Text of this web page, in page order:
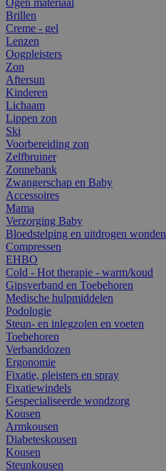
Brillen
Creme - gel
Lenzen
Oogpleisters
Zon
Aftersun
Kinderen
Lichaam
Lippen zon
Ski
Voorbereiding zon
Zelfbruiner
Zonnebank
Zwangerschap en Baby
Accessoires
Mama
Verzorging Baby
Bloedstelping en uitdrogen wonden
Compressen
EHBO
Cold - Hot therapie - warm/koud
Gipsverband en Toebehoren
Medische hulpmiddelen
Podologie
Steun- en inlegzolen en voeten
Toebehoren
Verbanddozen
Ergonomie
Fixatie, pleisters en spray
Fixatiewindels
Gespecialiseerde wondzorg
Kousen
Armkousen
Diabeteskousen
Kousen
Steunkousen